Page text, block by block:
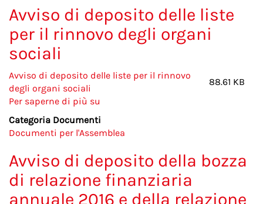
relazione
sulla
remunerazione
Avviso di deposito delle liste
per il rinnovo degli organi
sociali
Avviso di deposito delle liste per il rinnovo
degli organi sociali
88.61 KB
Per saperne di più su
deposito
delle
per
rinnovo
Categoria Documenti
Documenti per l'Assemblea
Avviso di deposito della bozza
di relazione finanziaria
annuale 2016 e della relazione